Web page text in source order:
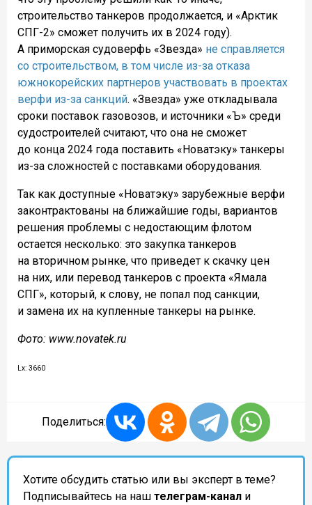
строительство танкеров продолжается, и «Арктик
СПГ-2» сможет получить их в 2024 году).
А приморская судоверфь «Звезда» не справляется
со строительством, в том числе из-за отказа
южнокорейских партнеров участвовать в проектах
верфи из-за санкций. «Звезда» уже откладывала
сроки поставок газовозов, и источники «Ъ» среди
судостроителей считают, что она не сможет
до конца 2024 года поставить «Новатэку» танкеры
из-за сложностей с поставками оборудования.
Так как доступные «Новатэку» зарубежные верфи
законтрактованы на ближайшие годы, вариантов
решения проблемы с недостающим флотом
остается несколько: это закупка танкеров
на вторичном рынке, что приведет к скачку цен
на них, или перевод танкеров с проекта «Ямала
СПГ», который, к слову, не попал под санкции,
и замена их на купленные танкеры на рынке.
Фото: www.novatek.ru
Lx: 3660
Поделиться:
Хотите обсудить статью или вы эксперт в теме?
Подписывайтесь на наш телеграм-канал и